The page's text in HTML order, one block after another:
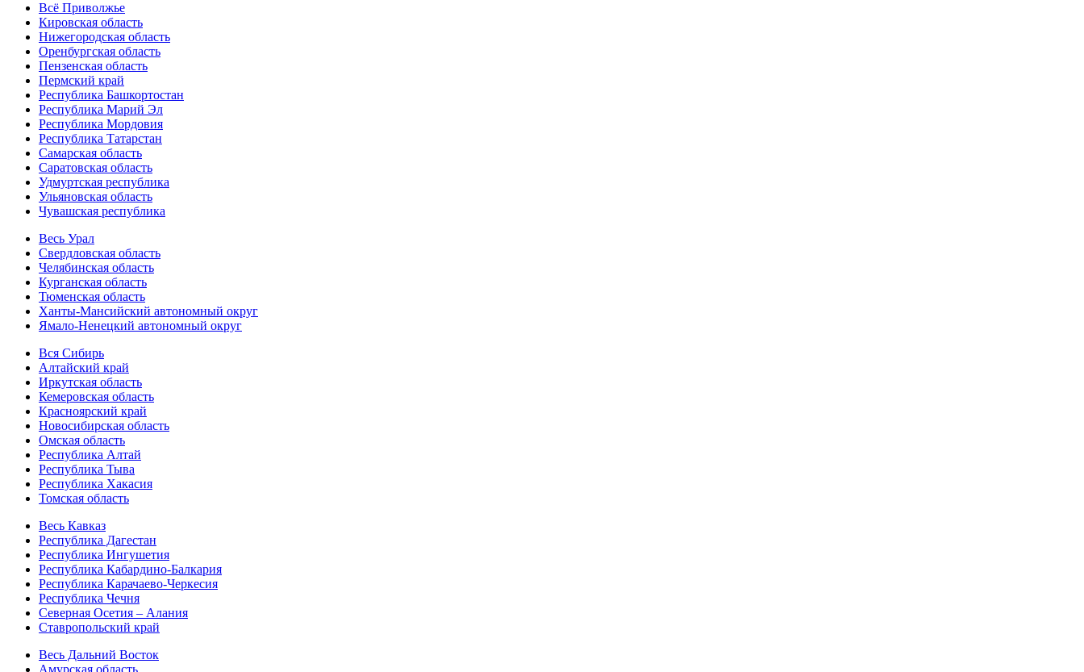
Всё Приволжье
Кировская область
Нижегородская область
Оренбургская область
Пензенская область
Пермский край
Республика Башкортостан
Республика Марий Эл
Республика Мордовия
Республика Татарстан
Самарская область
Саратовская область
Удмуртская республика
Ульяновская область
Чувашская республика
Весь Урал
Свердловская область
Челябинская область
Курганская область
Тюменская область
Ханты-Мансийский автономный округ
Ямало-Ненецкий автономный округ
Вся Сибирь
Алтайский край
Иркутская область
Кемеровская область
Красноярский край
Новосибирская область
Омская область
Республика Алтай
Республика Тыва
Республика Хакасия
Томская область
Весь Кавказ
Республика Дагестан
Республика Ингушетия
Республика Кабардино-Балкария
Республика Карачаево-Черкесия
Республика Чечня
Северная Осетия – Алания
Ставропольский край
Весь Дальний Восток
Амурская область